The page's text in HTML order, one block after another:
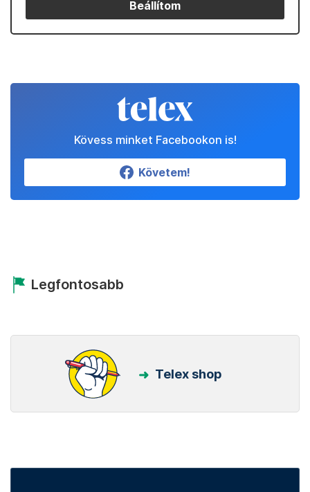
Beállítom
Kövess minket Facebookon is!
Követem!
Legfontosabb
Telex shop